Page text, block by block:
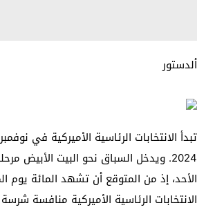
ألدستور
تبدأ الانتخابات الرئاسية الأميركية في
2024. ويدخل السباق نحو البيت الأبيض
الأحد، إذ من المتوقع أن تشهد المائة يوم
الانتخابات الرئاسية الأميركية منافسة